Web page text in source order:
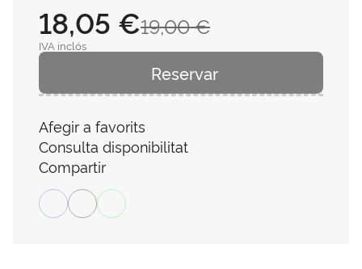
19,00 €
18,05 €
IVA inclós
Reservar
Afegir a favorits
Consulta disponibilitat
Compartir